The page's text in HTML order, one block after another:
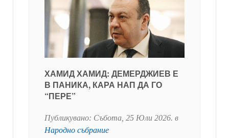
ХАМИД ХАМИД: ДЕМЕРДЖИЕВ Е
В ПАНИКА, КАРА НАП ДА ГО
“ПЕРЕ”
Публикувано: Събота, 25 Юли 2026. в
Народно събрание